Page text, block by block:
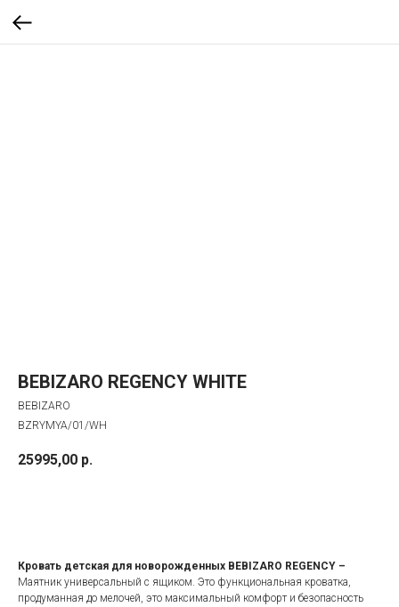
BEBIZARO REGENCY WHITE
BEBIZARO
BZRYMYA/01/WH
25995,00 р.
Кровать детская для новорожденных BEBIZARO REGENCY –
Маятник универсальный с ящиком. Это функциональная кроватка,
продуманная до мелочей, это максимальный комфорт и безопасность